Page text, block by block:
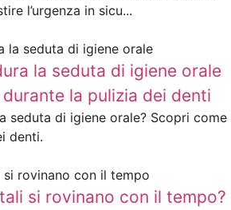
l’urgenza in sicu...
la seduta di igiene orale
la pulizia dei denti
seduta di igiene orale? Scopri come
denti.
si rovinano con il tempo?